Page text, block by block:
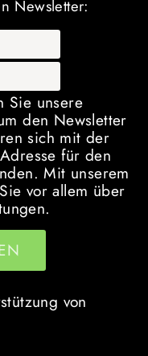
Newsletter:
Sie unsere
den Newsletter
sich mit der
für den
Mit unserem
vor allem über
von